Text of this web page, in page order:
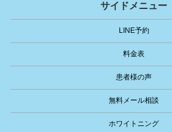
サイドメニュー
LINE予約
料金表
患者様の声
無料メール相談
ホワイトニング